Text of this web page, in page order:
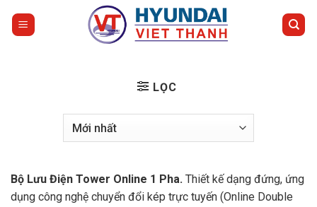
LỌC
Bộ Lưu Điện Tower Online 1 Pha. Thiết kế dạng đứng, ứng
dụng công nghệ chuyển đổi kép trực tuyến (Online Double